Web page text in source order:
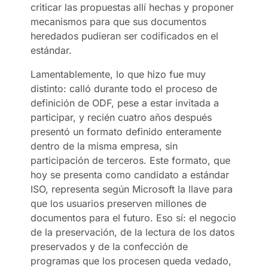
criticar las propuestas allí hechas y proponer
mecanismos para que sus documentos
heredados pudieran ser codificados en el
estándar.
Lamentablemente, lo que hizo fue muy
distinto: calló durante todo el proceso de
definición de ODF, pese a estar invitada a
participar, y recién cuatro años después
presentó un formato definido enteramente
dentro de la misma empresa, sin
participación de terceros. Este formato, que
hoy se presenta como candidato a estándar
ISO, representa según Microsoft la llave para
que los usuarios preserven millones de
documentos para el futuro. Eso sí: el negocio
de la preservación, de la lectura de los datos
preservados y de la confección de
programas que los procesen queda vedado,